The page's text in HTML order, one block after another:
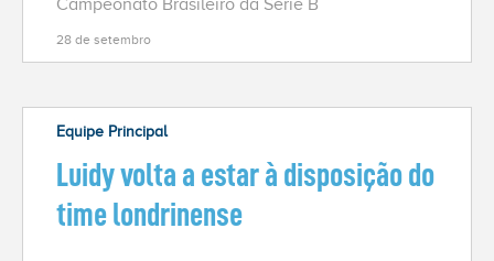
Campeonato Brasileiro da Série B
28 de setembro
Equipe Principal
Luidy volta a estar à disposição do
time londrinense